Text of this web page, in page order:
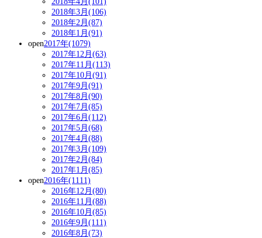
2018年3月(106)
2018年2月(87)
2018年1月(91)
open2017年(1079)
2017年12月(63)
2017年11月(113)
2017年10月(91)
2017年9月(91)
2017年8月(90)
2017年7月(85)
2017年6月(112)
2017年5月(68)
2017年4月(88)
2017年3月(109)
2017年2月(84)
2017年1月(85)
open2016年(1111)
2016年12月(80)
2016年11月(88)
2016年10月(85)
2016年9月(111)
2016年8月(73)